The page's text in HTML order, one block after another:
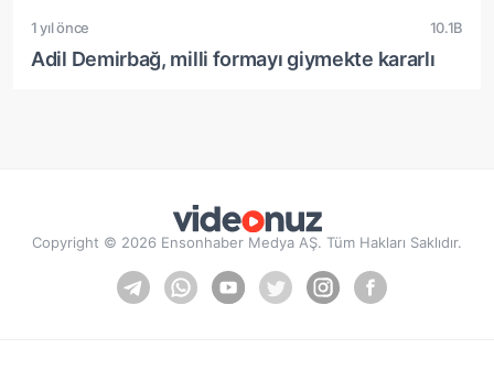
1 yıl önce 10.1B
Adil Demirbağ, milli formayı giymekte kararlı
Copyright © 2026 Ensonhaber Medya AŞ. Tüm Hakları Saklıdır.